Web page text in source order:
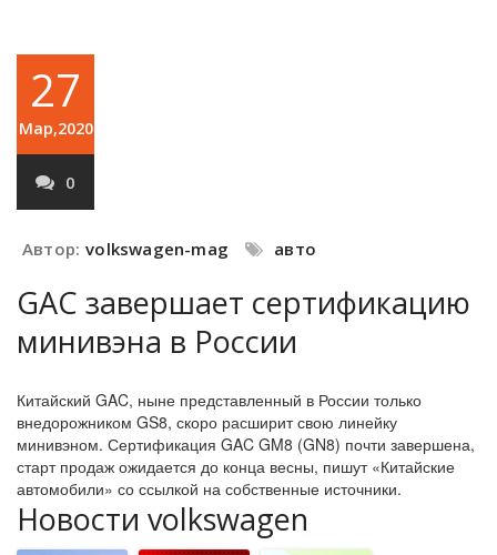
27
Мар,2020
0
Автор: volkswagen-mag авто
GAC завершает сертификацию
минивэна в России
Китайский GAC, ныне представленный в России только
внедорожником GS8, скоро расширит свою линейку
минивэном. Сертификация GAC GM8 (GN8) почти завершена,
старт продаж ожидается до конца весны, пишут «Китайские
автомобили» со ссылкой на собственные источники.
Новости volkswagen